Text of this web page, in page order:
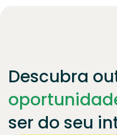
Descubra
ser do seu